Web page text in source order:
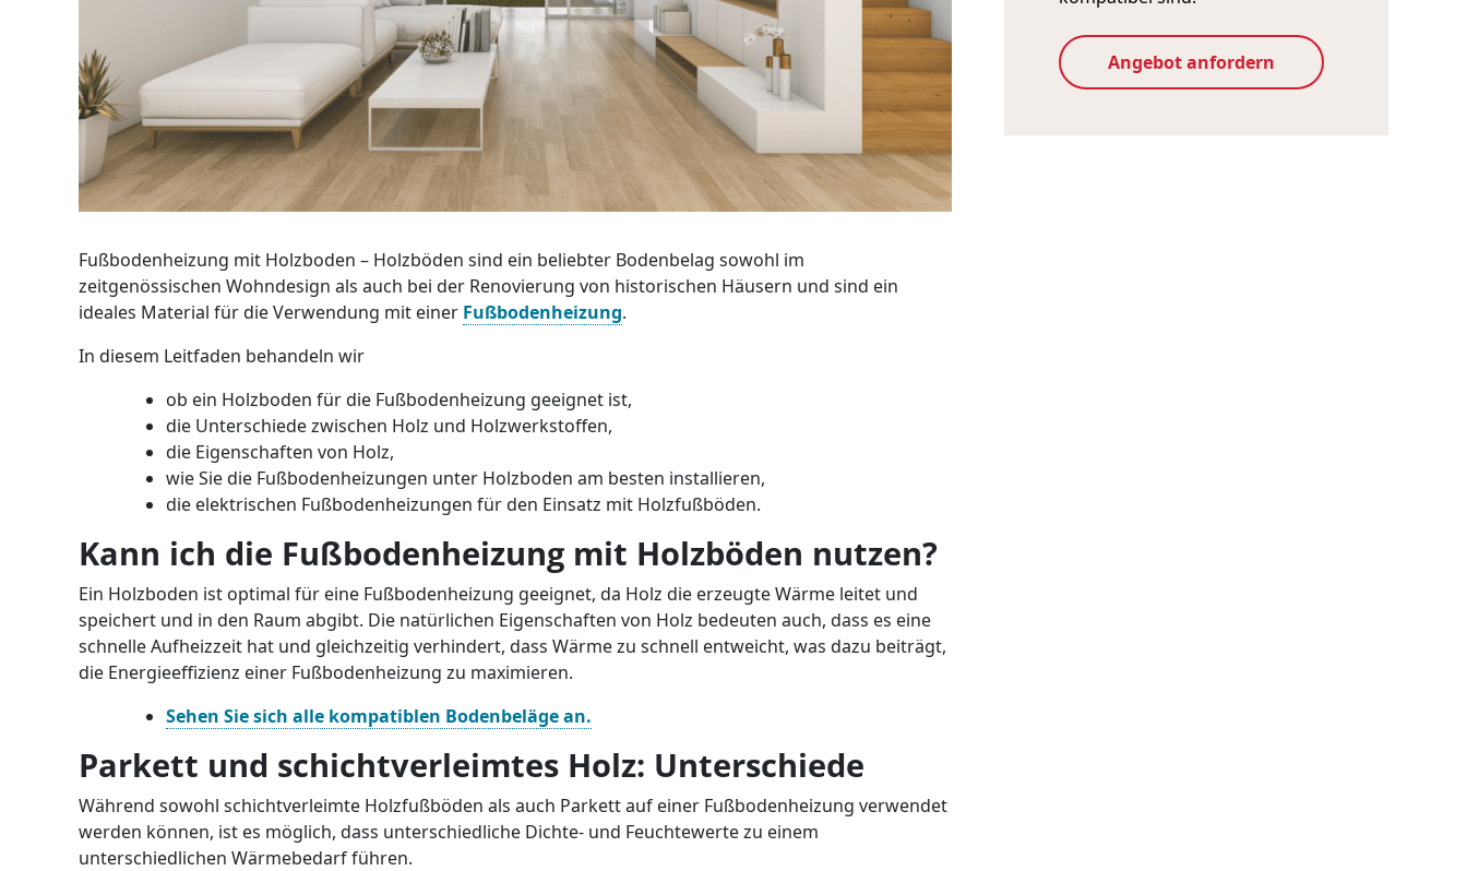
Fußbodenheizung mit Holzboden – Holzböden sind ein beliebter Bodenbelag sowohl im
zeitgenössischen Wohndesign als auch bei der Renovierung von historischen Häusern und sind ein
ideales Material für die Verwendung mit einer Fußbodenheizung.
In diesem Leitfaden behandeln wir
ob ein Holzboden für die Fußbodenheizung geeignet ist,
die Unterschiede zwischen Holz und Holzwerkstoffen,
die Eigenschaften von Holz,
wie Sie die Fußbodenheizungen unter Holzboden am besten installieren,
die elektrischen Fußbodenheizungen für den Einsatz mit Holzfußböden.
Kann ich die Fußbodenheizung mit Holzböden nutzen?
Ein Holzboden ist optimal für eine Fußbodenheizung geeignet, da Holz die erzeugte Wärme leitet und
speichert und in den Raum abgibt. Die natürlichen Eigenschaften von Holz bedeuten auch, dass es eine
schnelle Aufheizzeit hat und gleichzeitig verhindert, dass Wärme zu schnell entweicht, was dazu beiträgt,
die Energieeffizienz einer Fußbodenheizung zu maximieren.
Sehen Sie sich alle kompatiblen Bodenbeläge an.
Parkett und schichtverleimtes Holz: Unterschiede
Während sowohl schichtverleimte Holzfußböden als auch Parkett auf einer Fußbodenheizung verwendet
werden können, ist es möglich, dass unterschiedliche Dichte- und Feuchtewerte zu einem
unterschiedlichen Wärmebedarf führen.
Angebot anfordern